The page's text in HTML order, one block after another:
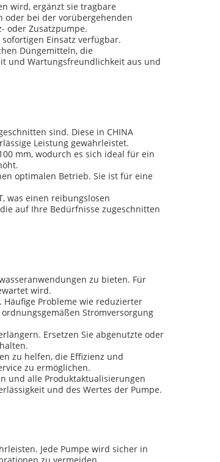
wird, ergänzt sie tragbare
oder bei der vorübergehenden
oder Zusatzpumpe.
Einsatz verfügbar.
Düngemitteln, die
und Wartungsfreundlichkeit aus und
sind. Diese in CHINA
Leistung gewährleistet.
mm, wodurch es sich ideal für ein
optimalen Betrieb. Sie ist für eine
was einen reibungslosen
auf Ihre Bedürfnisse zugeschnitten
zu bieten. Für
wird.
Probleme wie reduzierter
Stromversorgung
Ersetzen Sie abgenutzte oder
zu helfen, die Effizienz und
zu ermöglichen.
und alle Produktaktualisierungen
und des Wertes der Pumpe.
Jede Pumpe wird sicher in